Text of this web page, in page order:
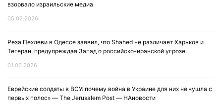
взорвало израильские медиа
05.02.2026
Реза Пехлеви в Одессе заявил, что Shahed не различает Харьков и
Тегеран, предупреждая Запад о российско-иранской угрозе.
01.06.2026
Еврейские солдаты в ВСУ: почему война в Украине для них не «ушла с
первых полос» — The Jerusalem Post — НАновости